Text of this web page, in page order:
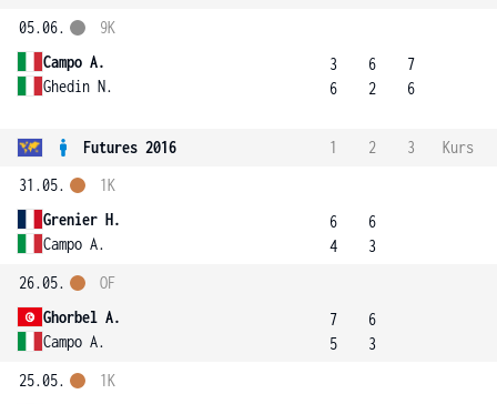
05.06.
Campo A.
Ghedin N.
9K
3
6
6
2
7
6
Futures 2016 1 2 3
Kurs
31.05.
Grenier H.
Campo A.
1K
6
4
6
3
26.05.
Ghorbel A.
Campo A.
OF
7
5
6
3
25.05.
1K